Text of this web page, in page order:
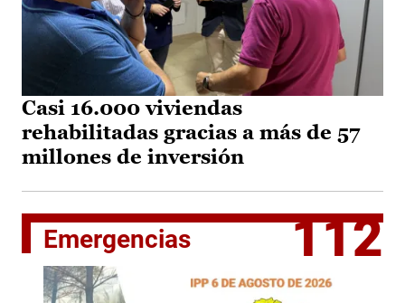
Casi 16.000 viviendas
rehabilitadas gracias a más de 57
millones de inversión
Emergencias 112